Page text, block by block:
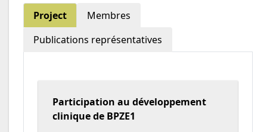
Project
Membres
Publications représentatives
Participation au développement
clinique de BPZE1